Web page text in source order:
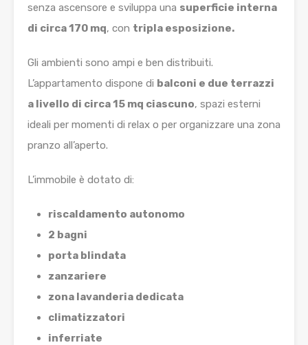
senza ascensore e sviluppa una superficie interna
di circa 170 mq, con tripla esposizione.
Gli ambienti sono ampi e ben distribuiti.
L’appartamento dispone di balconi e due terrazzi
a livello di circa 15 mq ciascuno, spazi esterni
ideali per momenti di relax o per organizzare una zona
pranzo all’aperto.
L’immobile è dotato di:
riscaldamento autonomo
2 bagni
porta blindata
zanzariere
zona lavanderia dedicata
climatizzatori
inferriate